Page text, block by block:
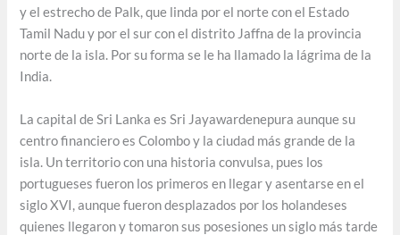
y el estrecho de Palk, que linda por el norte con el Estado
Tamil Nadu y por el sur con el distrito Jaffna de la provincia
norte de la isla. Por su forma se le ha llamado la lágrima de la
India.
La capital de Sri Lanka es Sri Jayawardenepura aunque su
centro financiero es Colombo y la ciudad más grande de la
isla. Un territorio con una historia convulsa, pues los
portugueses fueron los primeros en llegar y asentarse en el
siglo XVI, aunque fueron desplazados por los holandeses
quienes llegaron y tomaron sus posesiones un siglo más tarde